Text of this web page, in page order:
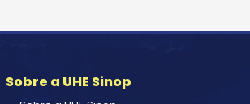
Sobre a UHE Sinop